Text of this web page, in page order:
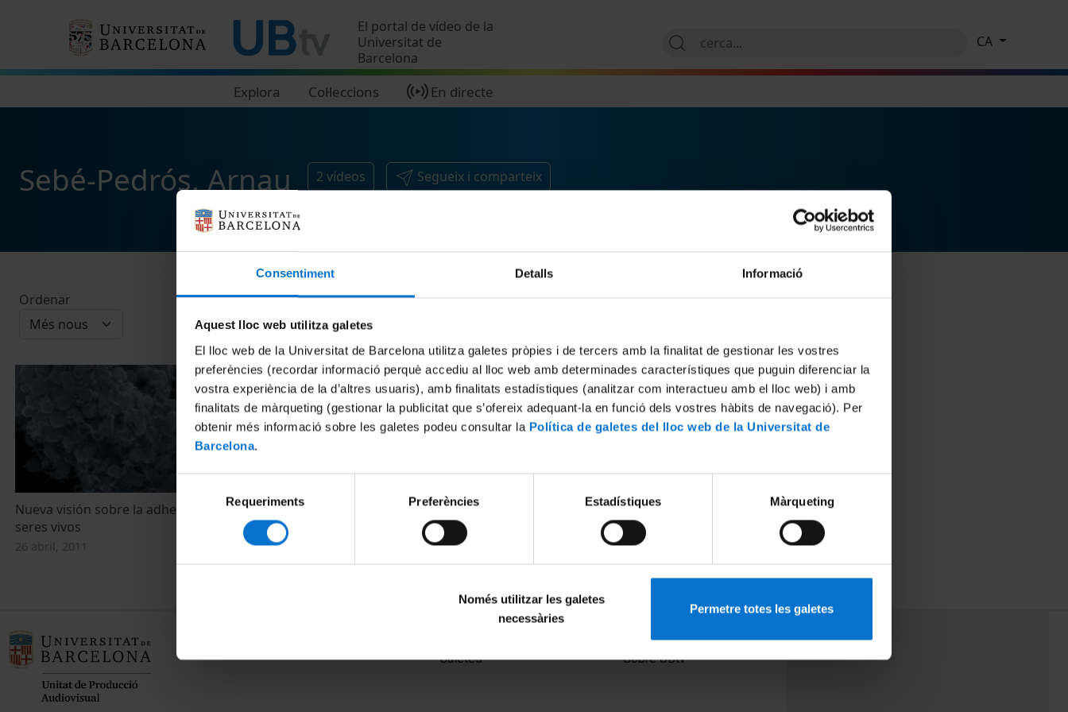
Consentiment Detalls Informació
Aquest lloc web utilitza galetes
El lloc web de la Universitat de Barcelona utilitza galetes pròpies i de tercers amb la finalitat de gestionar les vostres
preferències (recordar informació perquè accediu al lloc web amb determinades característiques que puguin diferenciar la
vostra experiència de la d’altres usuaris), amb finalitats estadístiques (analitzar com interactueu amb el lloc web) i amb
finalitats de màrqueting (gestionar la publicitat que s’ofereix adequant-la en funció dels vostres hàbits de navegació). Per
obtenir més informació sobre les galetes podeu consultar la Política de galetes del lloc web de la Universitat de
Barcelona.
consentiment
Requeriments Preferències Estadístiques Màrqueting
Només utilitzar les galetes
necessàries
Permetre totes les galetes
El portal de vídeo de la
Universitat de
Barcelona
Explora Col·leccions En directe
CA
Sebé-Pedrós, Arnau 2 vídeos Segueix i comparteix
Ordenar
Nueva visión sobre la adhesión celular en
seres vivos
26 abril, 2011
Nova visió sobre l'adhesió cel·lular en
éssers vius
26 abril, 2011
Galetes
Sobre UBtv